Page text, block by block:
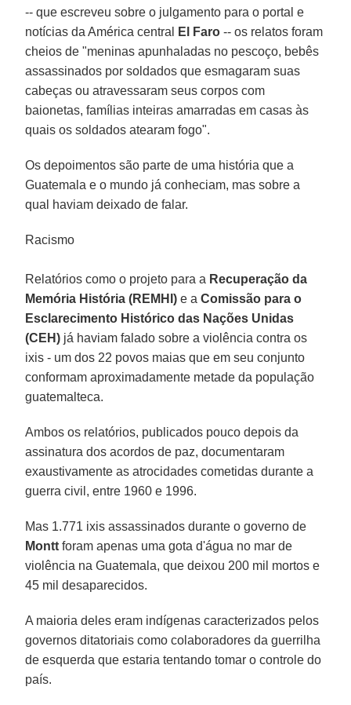
-- que escreveu sobre o julgamento para o portal e
notícias da América central
El Faro -- os relatos foram
cheios de "meninas apunhaladas no pescoço, bebês
assassinados por soldados que esmagaram suas
cabeças ou atravessaram seus corpos com
baionetas, famílias inteiras amarradas em casas às
quais os soldados atearam fogo".
Os depoimentos são parte de uma história que a
Guatemala e o mundo já conheciam, mas sobre a
qual haviam deixado de falar.
Racismo
Relatórios como o projeto para a Recuperação da
Memória História (REMHI) e aComissão para o
Esclarecimento Histórico das Nações Unidas
(CEH) já haviam falado sobre a violência contra os
ixis - um dos 22 povos maias que em seu conjunto
conformam aproximadamente metade da população
guatemalteca.
Ambos os relatórios, publicados pouco depois da
assinatura dos acordos de paz, documentaram
exaustivamente as atrocidades cometidas durante a
guerra civil, entre 1960 e 1996.
Mas 1.771 ixis assassinados durante o governo de
Montt foram apenas uma gota d'água no mar de
violência na Guatemala, que deixou 200 mil mortos e
45 mil desaparecidos.
A maioria deles eram indígenas caracterizados pelos
governos ditatoriais como colaboradores da guerrilha
de esquerda que estaria tentando tomar o controle do
país.